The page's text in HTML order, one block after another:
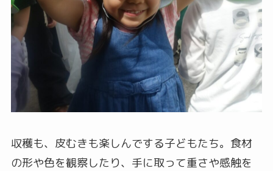
収穫も、皮むきも楽しんでする子どもたち。食材
の形や色を観察したり、手に取って重さや感触を